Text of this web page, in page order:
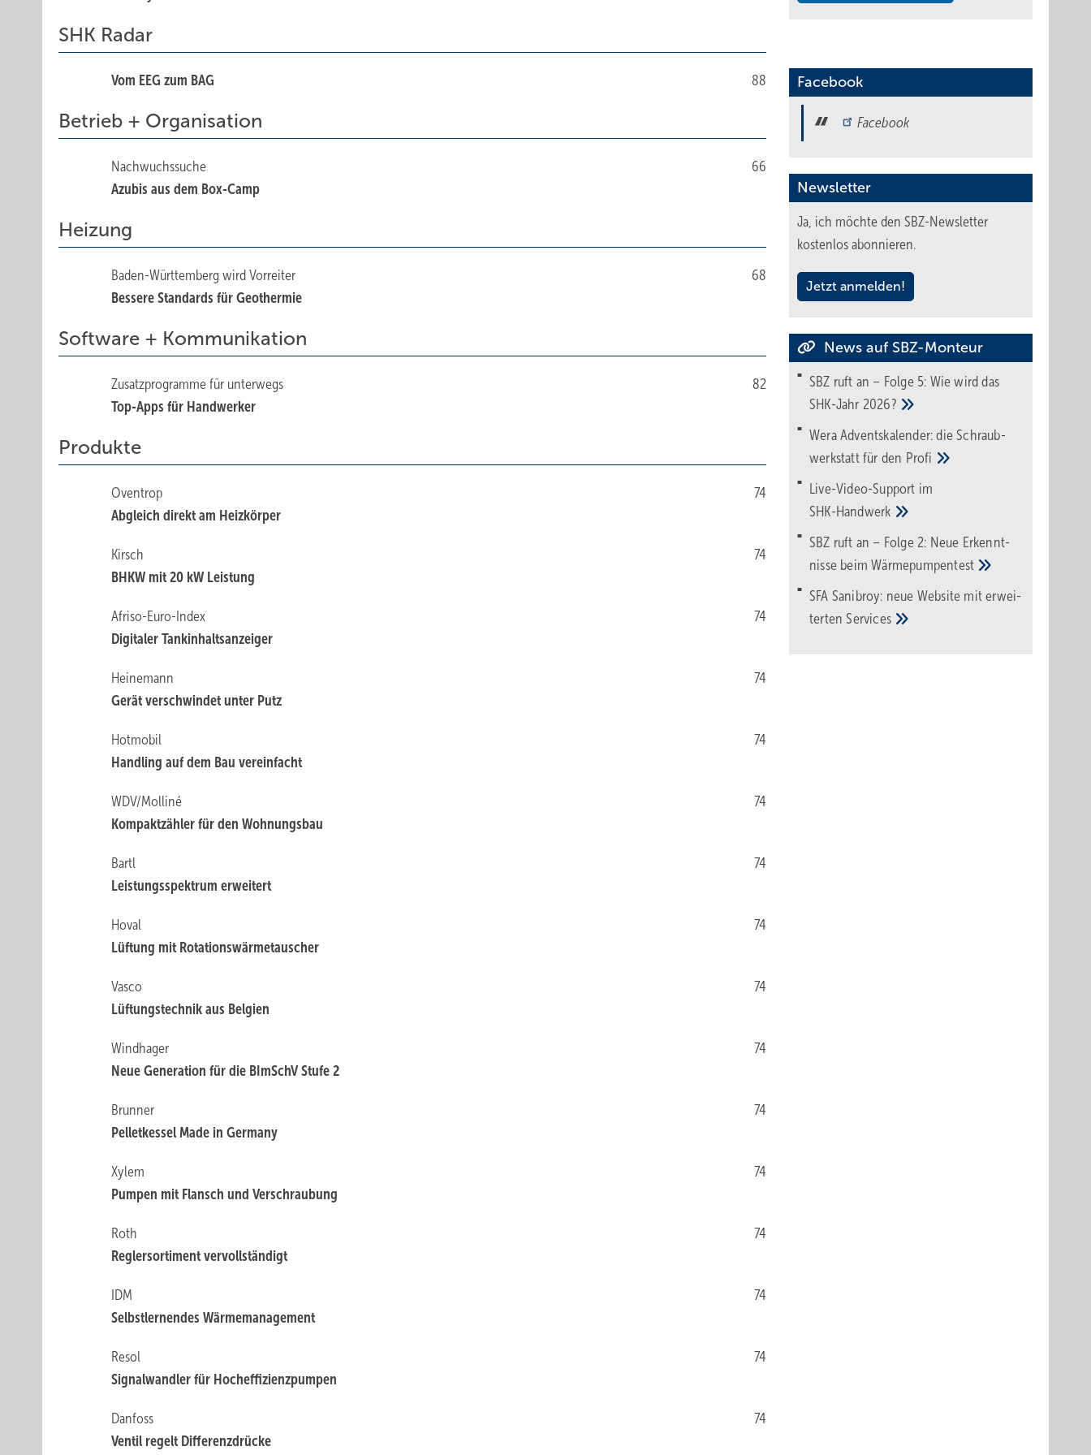
SHK Radar
88
Vom EEG zum BAG
Betrieb + Organisation
66
Nachwuchssuche
Azubis aus dem Box-Camp
Heizung
68
Baden-Württemberg wird Vorreiter
Bessere Standards für Geothermie
Software + Kommunikation
82
Zusatzprogramme für unterwegs
Top-Apps für Handwerker
Produkte
74
Oventrop
Abgleich direkt am Heizkörper
74
Kirsch
BHKW mit 20 kW Leistung
74
Afriso-Euro-Index
Digitaler Tankinhaltsanzeiger
74
Heinemann
Gerät verschwindet unter Putz
74
Hotmobil
Handling auf dem Bau vereinfacht
74
WDV/Molliné
Kompaktzähler für den Wohnungsbau
74
Bartl
Leistungsspektrum erweitert
74
Hoval
Lüftung mit Rotationswärmetauscher
74
Vasco
Lüftungstechnik aus Belgien
74
Windhager
Neue Generation für die BImSchV Stufe 2
74
Brunner
Pelletkessel Made in Germany
74
Xylem
Pumpen mit Flansch und Verschraubung
74
Roth
Reglersortiment vervollständigt
74
IDM
Selbstlernendes Wärmemanagement
74
Resol
Signalwandler für Hocheffizienzpumpen
74
Danfoss
Ventil regelt Differenzdrücke
Facebook
Facebook
Newsletter
Ja, ich möchte den SBZ-Newsletter
kostenlos abonnieren.
Jetzt anmelden!
News auf SBZ-Monteur
SBZ ruft an – Folge 5: Wie wird das
SHK-Jahr 2026?
Wera Adventskalender: die Schraub­
werk­statt für den Pro­fi
Live-Video-Support im
SHK-Handwerk
SBZ ruft an – Folge 2: Neue Erkennt­
nisse beimWärme­pumpen­test
SFA Sanibroy: neue Web­site mit erwei­
tertenServices